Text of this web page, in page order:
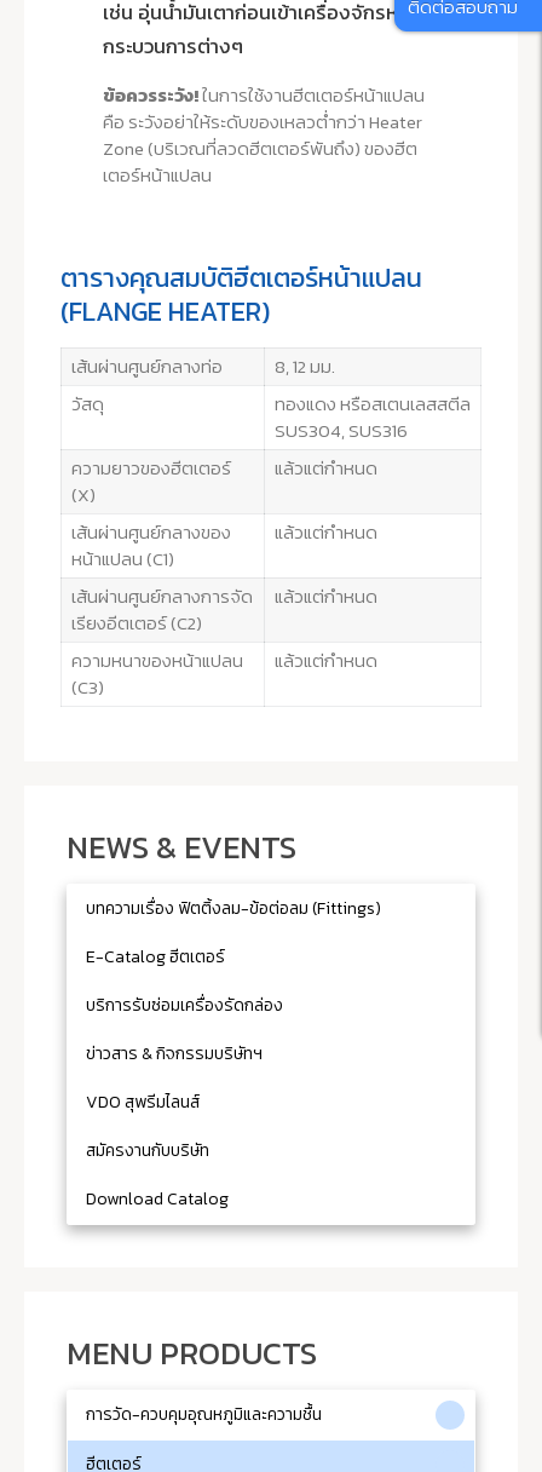
เช่น อุ่นน้ำมันเตาก่อนเข้าเครื่องจักรหรือ
กระบวนการต่างๆ
ข้อควรระวัง!ในการใช้งานฮีตเตอร์หน้าแปลน
คือ ระวังอย่าให้ระดับของเหลวต่ำกว่า Heater
Zone (บริเวณที่ลวดฮีตเตอร์พันถึง) ของฮีต
เตอร์หน้าแปลน
ตารางคุณสมบัติฮีตเตอร์หน้าแปลน
(FLANGE HEATER)
เส้นผ่านศูนย์กลางท่อ
8, 12 มม.
วัสดุ
ทองแดง หรือสเตนเลสสตีล
SUS304, SUS316
ความยาวของฮีตเตอร์
(X)
แล้วแต่กำหนด
เส้นผ่านศูนย์กลางของ
หน้าแปลน (C1)
แล้วแต่กำหนด
เส้นผ่านศูนย์กลางการจัด
เรียงอีตเตอร์ (C2)
แล้วแต่กำหนด
ความหนาของหน้าแปลน
(C3)
แล้วแต่กำหนด
NEWS & EVENTS
บทความเรื่อง ฟิตติ้งลม-ข้อต่อลม (Fittings)
E-Catalog ฮีตเตอร์
บริการรับซ่อมเครื่องรัดกล่อง
ข่าวสาร & กิจกรรมบริษัทฯ
VDO สุพรีมไลนส์
สมัครงานกับบริษัท
Download Catalog
MENU PRODUCTS
การวัด-ควบคุมอุณหภูมิและความชื้น
ฮีตเตอร์
ติดต่อสอบถาม